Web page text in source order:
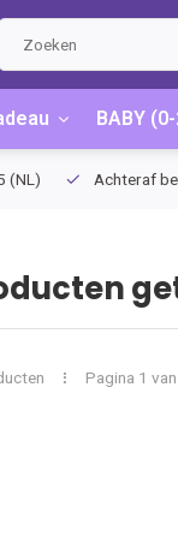
BABY
(NL) Achteraf
Pagina 1 van